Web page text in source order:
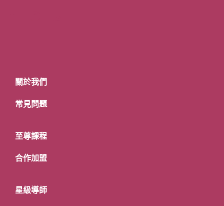
關於我們
常見問題
至尊課程
合作加盟
星級導師